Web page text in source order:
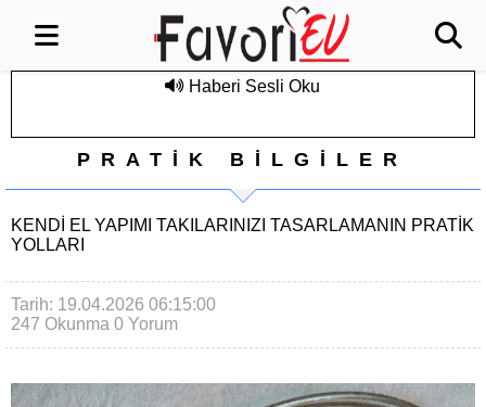
Haberi Sesli Oku
PRATİK BİLGİLER
KENDI EL YAPIMI TAKILARINIZI TASARLAMANIN PRATIK
YOLLARI
Tarih: 19.04.2026 06:15:00
247 Okunma 0 Yorum